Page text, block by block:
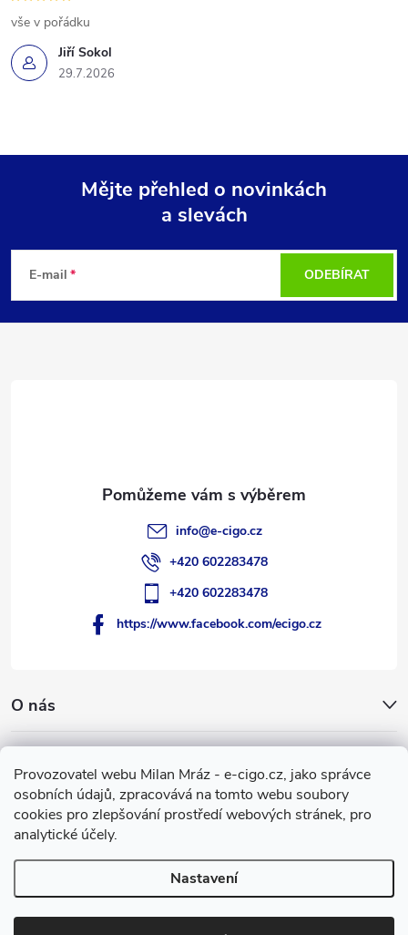
Provozovatel webu Milan Mráz - e-cigo.cz, jako správce
osobních údajů, zpracovává na tomto webu soubory
cookies pro zlepšování prostředí webových stránek, pro
analytické účely.
Nastavení
Jiří Sokol
29.7.2026
vše v pořádku
p
Mějte přehled o novinkách
a slevách
E-mail ODEBÍRAT
O nás
Facebook
info@e-cigo.cz
+420 602283478
+420 602283478
https://www.facebook.com/ecigo.cz
Vytvořil Shoptet
Copyright 2007-2026e-cigo.cz. Všechna práva vyhrazena.